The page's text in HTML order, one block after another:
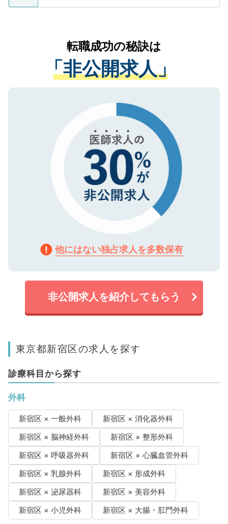
ているすべての個人データはご本人の許可
は、個人情報の取り扱いについての厳密な
管理基準を満たした事業者のみに付与され
る、プライバシーマークを取得済みです。
ご登録いただいた個人情報は、SSL（デー
で、機密保持に関してもご安心ください。
かがいして、現在の医療機関の状況や紹介
経験をまじえながら、適切なアドバイスを
させていただきます。すぐにご転職をされ
ない方には、長期的なサポートが可能です
ので、まずはご登録ください。
転職成功の秘訣は
「非公開求人」
他にはない独占求人を多数保有
非公開求人を紹介してもらう
東京都新宿区の求人を探す
診療科目から探す
外科
新宿区 × 一般外科
新宿区 × 消化器外科
新宿区 × 脳神経外科
新宿区 × 整形外科
新宿区 × 呼吸器外科
新宿区 × 心臓血管外科
新宿区 × 乳腺外科
新宿区 × 形成外科
新宿区 × 泌尿器科
新宿区 × 美容外科
新宿区 × 小児外科
新宿区 × 大腸・肛門外科